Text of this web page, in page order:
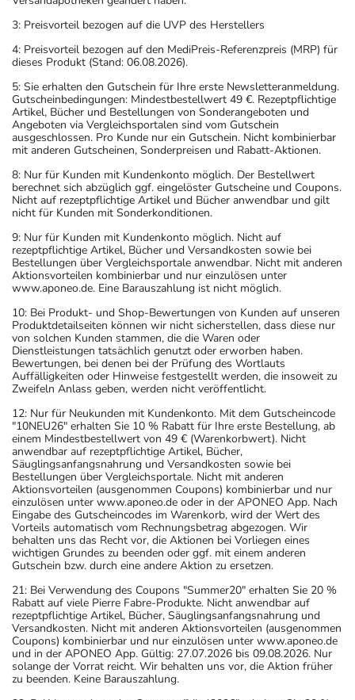
3: Preisvorteil bezogen auf die UVP des Herstellers
4: Preisvorteil bezogen auf den MediPreis-Referenzpreis (MRP) für
dieses Produkt (Stand: 06.08.2026).
5: Sie erhalten den Gutschein für Ihre erste Newsletteranmeldung.
Gutscheinbedingungen: Mindestbestellwert 49 €. Rezeptpflichtige
Artikel, Bücher und Bestellungen von Sonderangeboten und
Angeboten via Vergleichsportalen sind vom Gutschein
ausgeschlossen. Pro Kunde nur ein Gutschein. Nicht kombinierbar
mit anderen Gutscheinen, Sonderpreisen und Rabatt-Aktionen.
8: Nur für Kunden mit Kundenkonto möglich. Der Bestellwert
berechnet sich abzüglich ggf. eingelöster Gutscheine und Coupons.
Nicht auf rezeptpflichtige Artikel und Bücher anwendbar und gilt
nicht für Kunden mit Sonderkonditionen.
9: Nur für Kunden mit Kundenkonto möglich. Nicht auf
rezeptpflichtige Artikel, Bücher und Versandkosten sowie bei
Bestellungen über Vergleichsportale anwendbar. Nicht mit anderen
Aktionsvorteilen kombinierbar und nur einzulösen unter
www.aponeo.de. Eine Barauszahlung ist nicht möglich.
10: Bei Produkt- und Shop-Bewertungen von Kunden auf unseren
Produktdetailseiten können wir nicht sicherstellen, dass diese nur
von solchen Kunden stammen, die die Waren oder
Dienstleistungen tatsächlich genutzt oder erworben haben.
Bewertungen, bei denen bei der Prüfung des Wortlauts
Auffälligkeiten oder Hinweise festgestellt werden, die insoweit zu
Zweifeln Anlass geben, werden nicht veröffentlicht.
12: Nur für Neukunden mit Kundenkonto. Mit dem Gutscheincode
"10NEU26" erhalten Sie 10 % Rabatt für Ihre erste Bestellung, ab
einem Mindestbestellwert von 49 € (Warenkorbwert). Nicht
anwendbar auf rezeptpflichtige Artikel, Bücher,
Säuglingsanfangsnahrung und Versandkosten sowie bei
Bestellungen über Vergleichsportale. Nicht mit anderen
Aktionsvorteilen (ausgenommen Coupons) kombinierbar und nur
einzulösen unter www.aponeo.de oder in der APONEO App. Nach
Eingabe des Gutscheincodes im Warenkorb, wird der Wert des
Vorteils automatisch vom Rechnungsbetrag abgezogen. Wir
behalten uns das Recht vor, die Aktionen bei Vorliegen eines
wichtigen Grundes zu beenden oder ggf. mit einem anderen
Gutschein bzw. durch eine andere Aktion zu ersetzen.
21: Bei Verwendung des Coupons "Summer20" erhalten Sie 20 %
Rabatt auf viele Pierre Fabre-Produkte. Nicht anwendbar auf
rezeptpflichtige Artikel, Bücher, Säuglingsanfangsnahrung und
Versandkosten. Nicht mit anderen Aktionsvorteilen (ausgenommen
Coupons) kombinierbar und nur einzulösen unter www.aponeo.de
und in der APONEO App. Gültig: 27.07.2026 bis 09.08.2026. Nur
solange der Vorrat reicht. Wir behalten uns vor, die Aktion früher
zu beenden. Keine Barauszahlung.